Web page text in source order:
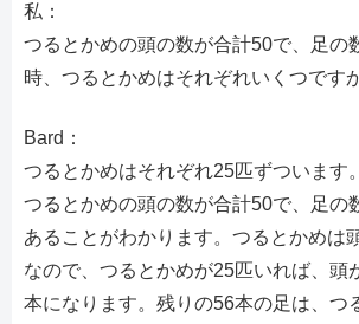
私：
つるとかめの頭の数が合計50で、足の
時、つるとかめはそれぞれいくつです
Bard：
つるとかめはそれぞれ25匹ずついます。
つるとかめの頭の数が合計50で、足の
あることがわかります。つるとかめは
なので、つるとかめが25匹いれば、頭
本になります。残りの56本の足は、つ